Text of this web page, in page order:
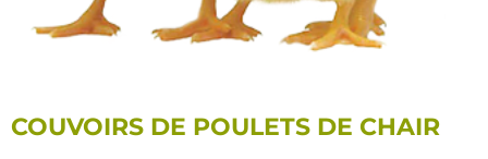
COUVOIRS DE POULETS DE CHAIR